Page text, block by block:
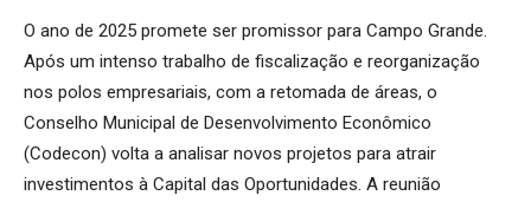
O ano de 2025 promete ser promissor para Campo Grande.
Após um intenso trabalho de fiscalização e reorganização
nos polos empresariais, com a retomada de áreas, o
Conselho Municipal de Desenvolvimento Econômico
(Codecon) volta a analisar novos projetos para atrair
investimentos à Capital das Oportunidades. A reunião